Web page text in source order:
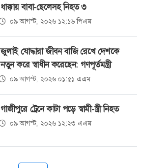
ধাক্কায় বাবা-ছেলেসহ নিহত ৩
০৯ আগস্ট, ২০২৬ ১২:১৬ পিএম
জুলাই যোদ্ধারা জীবন বাজি রেখে দেশকে
নতুন করে স্বাধীন করেছেন: গণপূর্তমন্ত্রী
০৯ আগস্ট, ২০২৬ ০১:৫১ এএম
গাজীপুরে ট্রেনে কাটা পড়ে স্বামী-স্ত্রী নিহত
০৯ আগস্ট, ২০২৬ ১২:২৩ এএম